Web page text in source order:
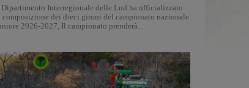
Interregionale delle Lnd ha ufficializzato
composizione dei dieci gironi del campionato nazionale
2026-2027, Il campionato prenderà...